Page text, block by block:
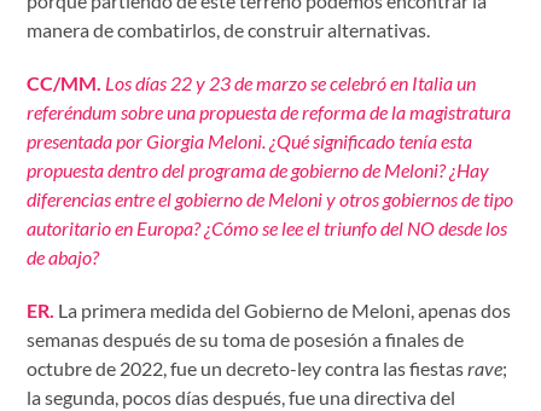
manera de combatirlos, de construir alternativas.
CC/MM. Los días 22 y 23 de marzo se celebró en Italia un
referéndum sobre una propuesta de reforma de la magistratura
presentada por Giorgia Meloni. ¿Qué significado tenía esta
propuesta dentro del programa de gobierno de Meloni? ¿Hay
diferencias entre el gobierno de Meloni y otros gobiernos de tipo
autoritario en Europa? ¿Cómo se lee el triunfo del NO desde los
de abajo?
ER. La primera medida del Gobierno de Meloni, apenas dos
semanas después de su toma de posesión a finales de
octubre de 2022, fue un decreto-ley contra las fiestasrave;
la segunda, pocos días después, fue una directiva del